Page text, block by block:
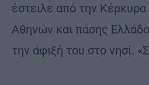
έστειλε από την Κέρκυρα
Αθηνών και πάσης
την άφιξή του στο νησί.